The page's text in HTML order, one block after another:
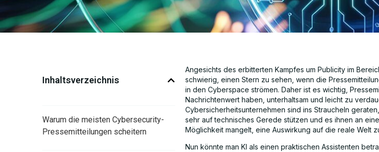
Inhaltsverzeichnis
Warum die meisten Cybersecurity-
Pressemitteilungen scheitern
Angesichts des erbitterten Kampfes um Publicity im
schwierig, einen Stern zu sehen, wenn die
in den Cyberspace strömen. Daher ist es wichtig,
Nachrichtenwert haben, unterhaltsam und leicht zu
Cybersicherheitsunternehmen sind ins Straucheln
sehr auf technisches Gerede stützen und es ihnen an
Möglichkeit mangelt, eine Auswirkung auf die reale Welt
Nun könnte man KI als einen praktischen Assistenten